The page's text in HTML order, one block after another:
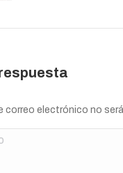
correo electrónico no